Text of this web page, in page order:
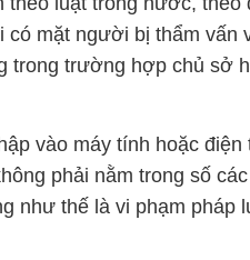
có mặt người bị thẩm vấn
trong trường hợp chủ sở
vào máy tính hoặc điện
phải nằm trong số
như thế là vi phạm pháp